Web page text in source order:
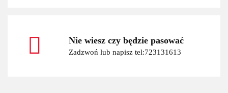
Nie wiesz czy będzie pasować
Zadzwoń lub napisz tel:723131613